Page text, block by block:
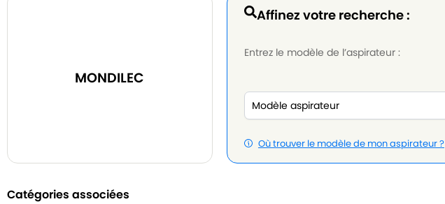
MONDILEC
Affinez votre recherche :
Entrez le modèle de l’aspirateur :
Où trouver le modèle de mon aspirateur ?
Catégories associées